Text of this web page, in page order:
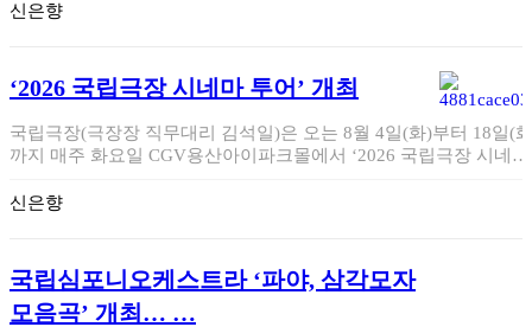
신은향
‘2026 국립극장 시네마 투어’ 개최
국립극장(극장장 직무대리 김석일)은 오는 8월 4일(화)부터 18일(
까지 매주 화요일 CGV용산아이파크몰에서 ‘2026 국립극장 시네마
신은향
국립심포니오케스트라 ‘파야, 삼각모자
모음곡’ 개최… …